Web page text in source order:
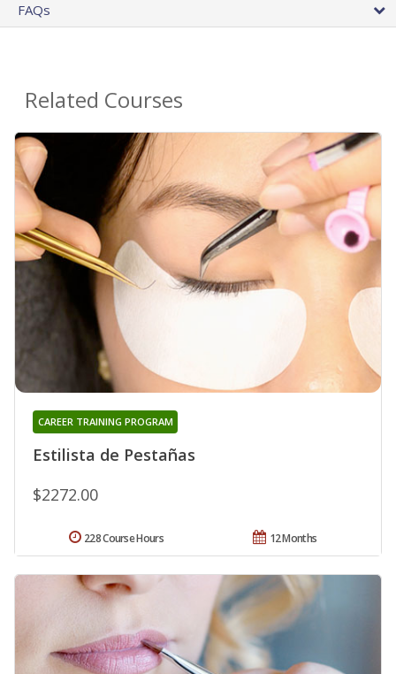
FAQs
Related Courses
Estilista de Pestañas
CAREER TRAINING PROGRAM
$2272.00
12 Months
228 Course Hours